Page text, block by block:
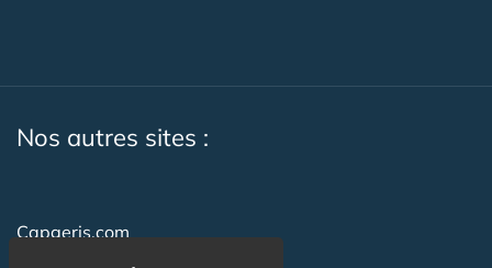
Nos autres sites :
Capgeris.com